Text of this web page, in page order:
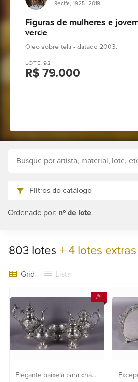
Ajuda?
+55
21
2553
+55
6400
Fale
Recife, 1925 -2019
Figuras de mulheres e
verde
Óleo sobre tela - datado 2003.
LOTE 92
R$ 79.000
Filtros do catálogo
Ordenado por: nº de lote
803 lotes + 4 lotes extras
Grid Lista
Elegante baixela para chá e